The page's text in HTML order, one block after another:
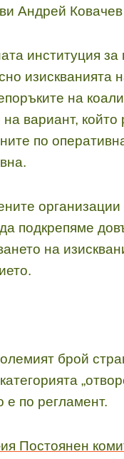
Андрей
институция
на
на вариант,
по
подкрепяме
на
брой
е по регламент.
Постоянен